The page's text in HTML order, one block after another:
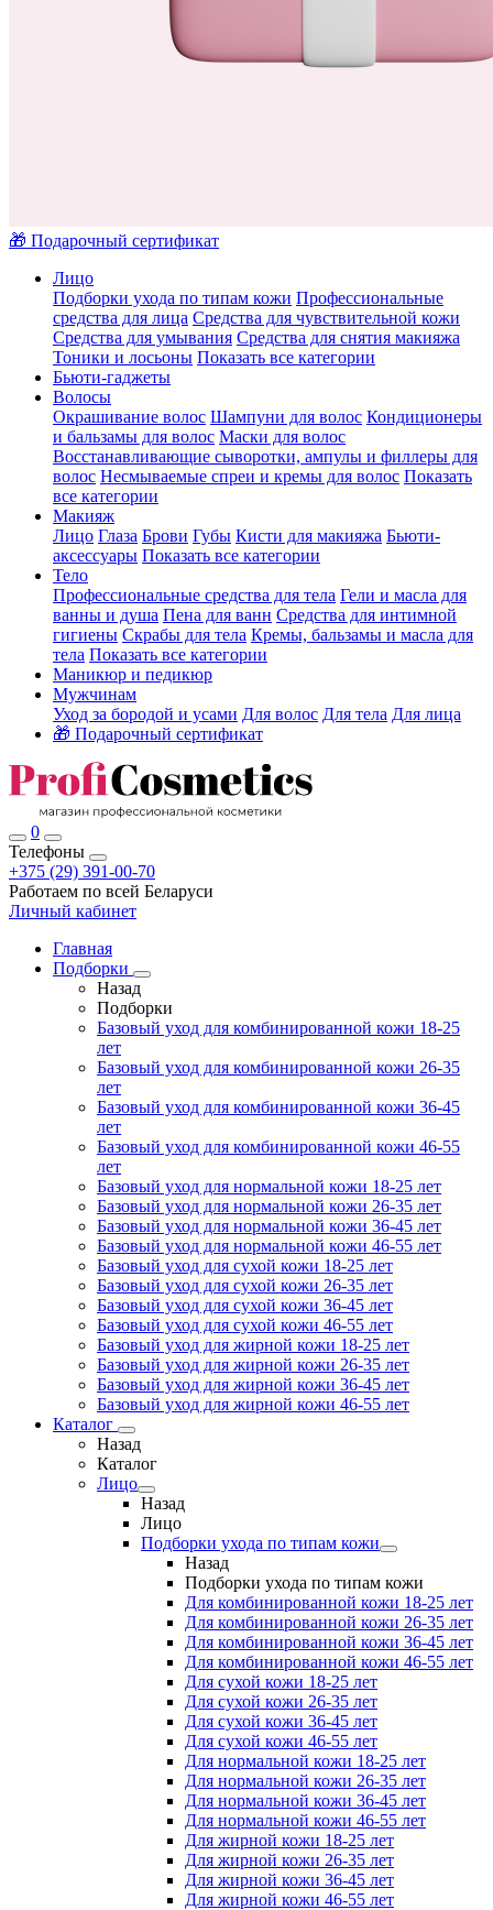
🎁 Подарочный сертификат
Лицо
Подборки ухода по типам кожи Профессиональные
средства для лица Средства для чувствительной кожи
Средства для умывания Средства для снятия макияжа
Тоники и лосьоны Показать все категории
Бьюти-гаджеты
Волосы
Окрашивание волос Шампуни для волос Кондиционеры
и бальзамы для волос Маски для волос
Восстанавливающие сыворотки, ампулы и филлеры для
волос Несмываемые спреи и кремы для волос Показать
все категории
Макияж
Лицо Глаза Брови Губы Кисти для макияжа Бьюти-
аксессуары Показать все категории
Тело
Профессиональные средства для тела Гели и масла для
ванны и душа Пена для ванн Средства для интимной
гигиены Скрабы для тела Кремы, бальзамы и масла для
тела Показать все категории
Маникюр и педикюр
Мужчинам
Уход за бородой и усами Для волос Для тела Для лица
🎁 Подарочный сертификат
0
Телефоны
+375 (29) 391-00-70
Работаем по всей Беларуси
Личный кабинет
Главная
Подборки
Назад
Подборки
Базовый уход для комбинированной кожи 18-25
лет
Базовый уход для комбинированной кожи 26-35
лет
Базовый уход для комбинированной кожи 36-45
лет
Базовый уход для комбинированной кожи 46-55
лет
Базовый уход для нормальной кожи 18-25 лет
Базовый уход для нормальной кожи 26-35 лет
Базовый уход для нормальной кожи 36-45 лет
Базовый уход для нормальной кожи 46-55 лет
Базовый уход для сухой кожи 18-25 лет
Базовый уход для сухой кожи 26-35 лет
Базовый уход для сухой кожи 36-45 лет
Базовый уход для сухой кожи 46-55 лет
Базовый уход для жирной кожи 18-25 лет
Базовый уход для жирной кожи 26-35 лет
Базовый уход для жирной кожи 36-45 лет
Базовый уход для жирной кожи 46-55 лет
Каталог
Назад
Каталог
Лицо
Назад
Лицо
Подборки ухода по типам кожи
Назад
Подборки ухода по типам кожи
Для комбинированной кожи 18-25 лет
Для комбинированной кожи 26-35 лет
Для комбинированной кожи 36-45 лет
Для комбинированной кожи 46-55 лет
Для сухой кожи 18-25 лет
Для сухой кожи 26-35 лет
Для сухой кожи 36-45 лет
Для сухой кожи 46-55 лет
Для нормальной кожи 18-25 лет
Для нормальной кожи 26-35 лет
Для нормальной кожи 36-45 лет
Для нормальной кожи 46-55 лет
Для жирной кожи 18-25 лет
Для жирной кожи 26-35 лет
Для жирной кожи 36-45 лет
Для жирной кожи 46-55 лет